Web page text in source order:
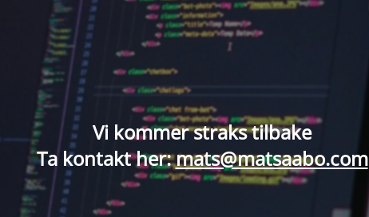
Vi kommer straks tilbake
Ta kontakt her:mats@matsaabo.com